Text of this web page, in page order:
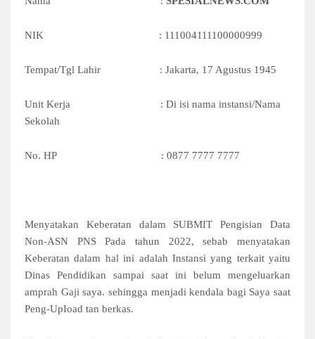
NIK : 111004111100000999
Tempat/Tgl Lahir : Jakarta, 17 Agustus 1945
Unit Kerja
: Di isi nama instansi/Nama
Sekolah
No. HP : 0877 7777 7777
Menyatakan Keberatan dalam SUBMIT Pengisian Data
Non-ASN PNS Pada tahun 2022, sebab menyatakan
Keberatan dalam hal ini adalah Instansi yang terkait yaitu
Dinas Pendidikan sampai saat ini belum mengeluarkan
amprah Gaji saya. sehingga menjadi kendala bagi Saya saat
Peng-UpIoad tan berkas.